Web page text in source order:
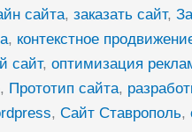
сайта, заказать сайт,
, контекстное
сайт, оптимизация
, Прототип сайта,
, Сайт Ставрополь,